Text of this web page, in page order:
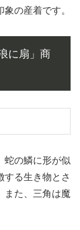
の産着です。
に扇」商
蛇の鱗に形が似
する生き物とさ
また、三角は魔